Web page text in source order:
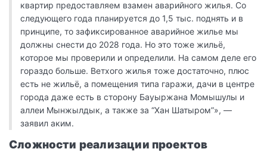
квартир предоставляем взамен аварийного жилья. Со
следующего года планируется до 1,5 тыс. поднять и в
принципе, то зафиксированное аварийное жилье мы
должны снести до 2028 года. Но это тоже жильё,
которое мы проверили и определили. На самом деле его
гораздо больше. Ветхого жилья тоже достаточно, плюс
есть не жильё, а помещения типа гаражи, дачи в центре
города даже есть в сторону Бауыржана Момышулы и
аллеи Мынжылдык, а также за “Хан Шатыром”», —
заявил аким.
Сложности реализации проектов